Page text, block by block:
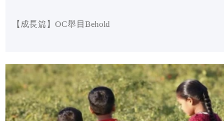
【成長篇】OC舉目Behold